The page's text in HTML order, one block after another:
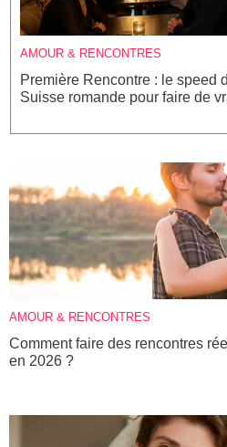
AMOUR & RENCONTRES
Première Rencontre : le speed
Suisse romande pour faire de
AMOUR & RENCONTRES
Comment faire des rencontres
en 2026 ?